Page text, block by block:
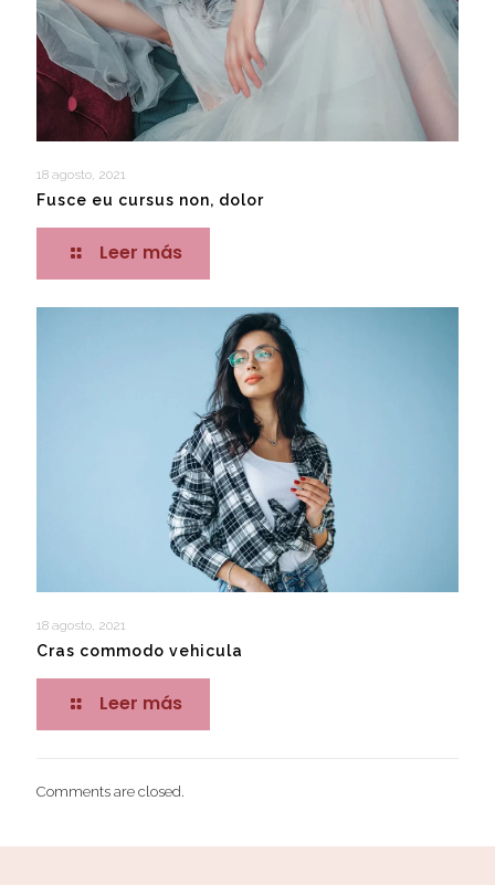
18 agosto, 2021
Fusce eu cursus non, dolor
Leer más
18 agosto, 2021
Cras commodo vehicula
Leer más
Comments are closed.